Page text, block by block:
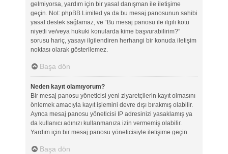
gelmiyorsa, yardım için bir yasal danışman ile iletişime
geçin. Not: phpBB Limited ya da bu mesaj panosunun sahibi
yasal destek sağlamaz, ve “Bu mesaj panosu ile ilgili kötü
niyetli ve/veya hukuki konularda kime başvurabilirim?”
sorusu hariç, yasayı ilgilendiren herhangi bir konuda iletişim
noktası olarak gösterilemez.
Başa dön
Neden kayıt olamıyorum?
Bir mesaj panosu yöneticisi yeni ziyaretçilerin kayıt olmasını
önlemek amacıyla kayıt işlemini devre dışı bırakmış olabilir.
Ayrıca mesaj panosu yöneticisi IP adresinizi yasaklamış ya
da kullanıcı adınızı kullanmanıza izin vermemiş olabilir.
Yardım için bir mesaj panosu yöneticisiyle iletişime geçin.
Başa dön